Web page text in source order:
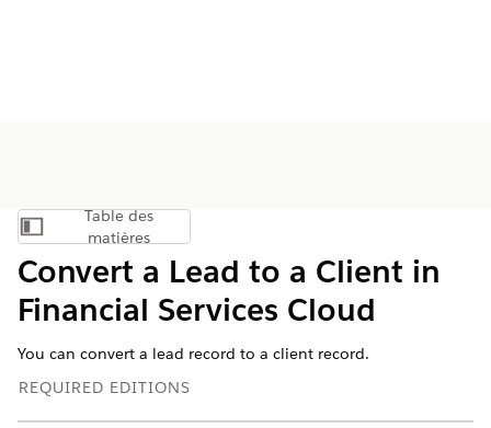
Afficher la table des matières
Table des
matières
Convert a Lead to a Client in
Financial Services Cloud
You can convert a lead record to a client record.
REQUIRED EDITIONS